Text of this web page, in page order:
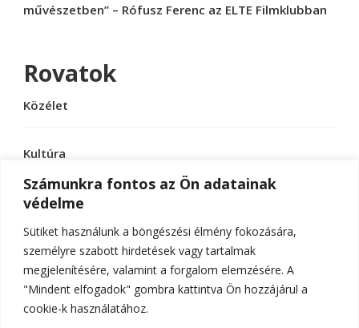
Számunkra fontos az Ön adatainak
védelme
Sütiket használunk a böngészési élmény fokozására,
személyre szabott hirdetések vagy tartalmak
megjelenítésére, valamint a forgalom elemzésére. A
"Mindent elfogadok" gombra kattintva Ön hozzájárul a
cookie-k használatához.
művészetben” – Rófusz Ferenc az ELTE Filmklubban
Rovatok
Közélet
Kultúra
Sport
Tudomány